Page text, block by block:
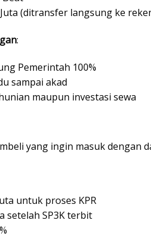
Juta (ditransfer langsung ke
:
Pemerintah 100%
sampai akad
maupun investasi sewa
yang ingin masuk dengan
untuk proses KPR
setelah SP3K terbit